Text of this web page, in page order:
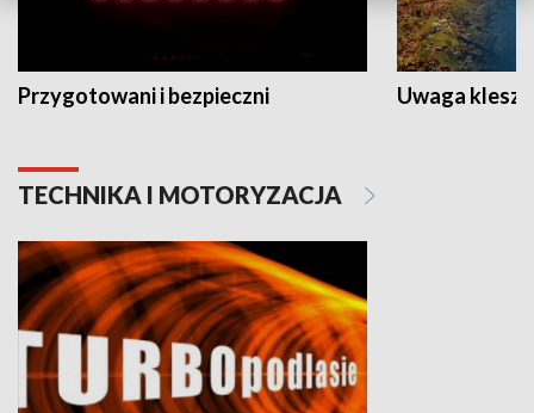
Przygotowani i bezpieczni Uwaga
TECHNIKA I MOTORYZACJA